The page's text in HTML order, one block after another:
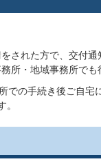
された方で、交付
所・地域事務所でも
での手続き後ご自
。